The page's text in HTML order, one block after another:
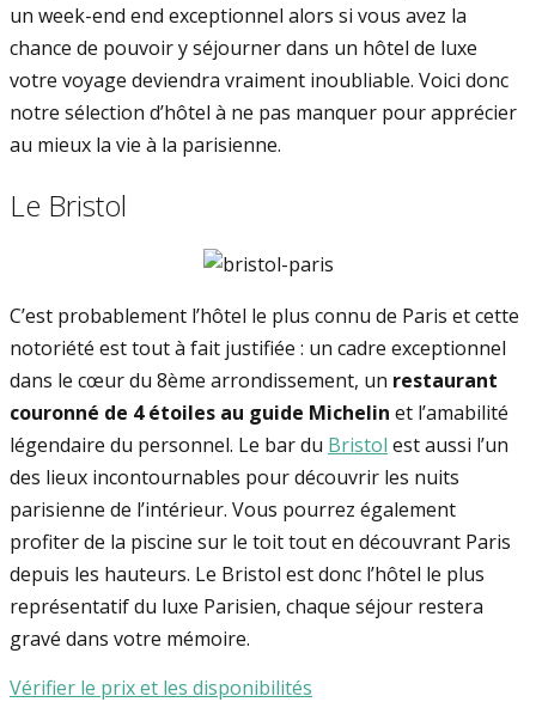
un week-end end exceptionnel alors si vous avez la
chance de pouvoir y séjourner dans un hôtel de luxe
votre voyage deviendra vraiment inoubliable. Voici donc
notre sélection d’hôtel à ne pas manquer pour apprécier
au mieux la vie à la parisienne.
Le Bristol
C’est probablement l’hôtel le plus connu de Paris et cette
notoriété est tout à fait justifiée : un cadre exceptionnel
dans le cœur du 8ème arrondissement, un restaurant
couronné de 4 étoiles au guide Michelin et l’amabilité
légendaire du personnel. Le bar du Bristol est aussi l’un
des lieux incontournables pour découvrir les nuits
parisienne de l’intérieur. Vous pourrez également
profiter de la piscine sur le toit tout en découvrant Paris
depuis les hauteurs. Le Bristol est donc l’hôtel le plus
représentatif du luxe Parisien, chaque séjour restera
gravé dans votre mémoire.
Vérifier le prix et les disponibilités